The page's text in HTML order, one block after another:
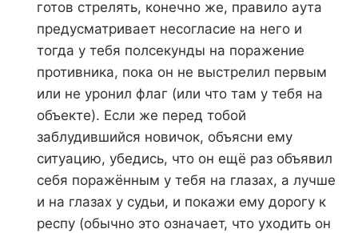
готов стрелять, конечно же, правило аута
предусматривает несогласие на него и
тогда у тебя полсекунды на поражение
противника, пока он не выстрелил первым
или не уронил флаг (или что там у тебя на
объекте). Если же перед тобой
заблудившийся новичок, объясни ему
ситуацию, убедись, что он ещё раз объявил
себя поражённым у тебя на глазах, а лучше
и на глазах у судьи, и покажи ему дорогу к
респу (обычно это означает, что уходить он